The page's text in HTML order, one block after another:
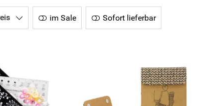
im Sale Sofort lieferbar